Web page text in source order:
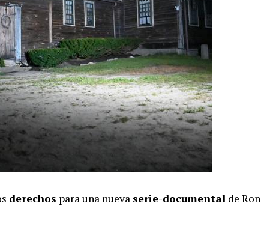
derechos para una nueva serie-documental de Ron